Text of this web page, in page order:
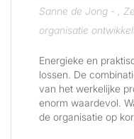
Sanne de Jong - ,
organisatie
Energieke en
lossen. De
van het werkelijke
enorm waardevol.
de organisatie op